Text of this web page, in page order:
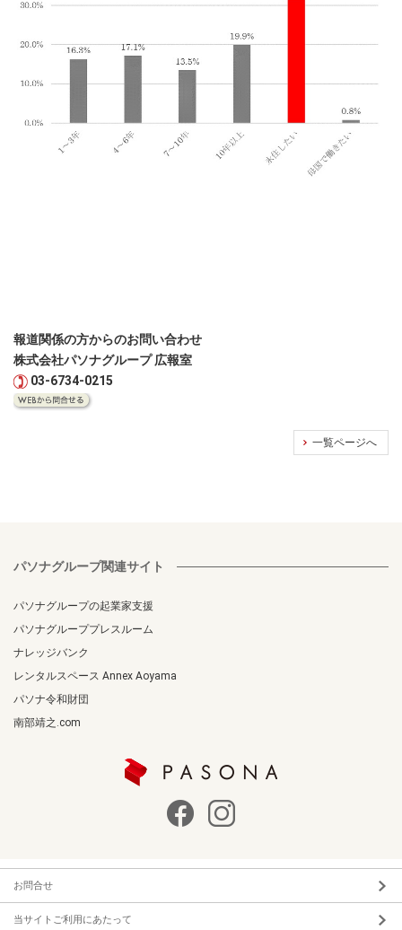
報道関係の方からのお問い合わせ
株式会社パソナグループ 広報室
03-6734-0215
一覧ページへ
パソナグループ関連サイト
パソナグループの起業家支援
パソナグループプレスルーム
ナレッジバンク
レンタルスペース Annex Aoyama
パソナ令和財団
南部靖之.com
お問合せ
当サイトご利用にあたって